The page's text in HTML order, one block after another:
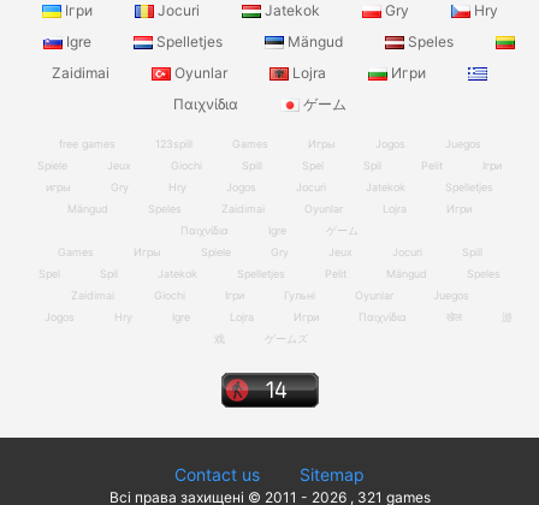
Ігри
Jocuri Jatekok Gry
Hry
Igre
Spelletjes Mängud
Speles
Zaidimai
Oyunlar Lojra
Игри
Παιχνίδια
ゲーム
free games 123spill Games Игры Jogos
Juegos
Spiele
Jeux Giochi Spill Spel Spil Pelit
Ігри
игры
Gry Hry Jogos Jocuri Jatekok
Spelletjes
Mängud
Speles Zaidimai Oyunlar Lojra
Игри
Παιχνίδια
Igre
ゲーム
Games
Игры Spiele Gry Jeux Jocuri
Spill
Spel
Spil Jatekok Spelletjes Pelit Mängud
Speles
Zaidimai
Giochi Ігри Гульні Oyunlar
Juegos
Jogos
Hry Igre Lojra Игри Παιχνίδια खेल
游
戏
ゲームズ
Contact us Sitemap
Всі права захищені © 2011 - 2026 , 321 games